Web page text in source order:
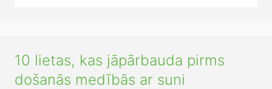
10 lietas, kas jāpārbauda pirms
došanās medībās ar suni